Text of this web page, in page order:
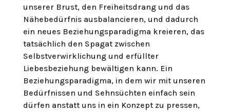
unserer Brust, den Freiheitsdrang und das
Nähebedürfnis ausbalancieren, und dadurch
ein neues Beziehungsparadigma kreieren, das
tatsächlich den Spagat zwischen
Selbstverwirklichung und erfüllter
Liebesbeziehung bewältigen kann. Ein
Beziehungsparadigma, in dem wir mit unseren
Bedürfnissen und Sehnsüchten einfach sein
dürfen anstatt uns in ein Konzept zu pressen,